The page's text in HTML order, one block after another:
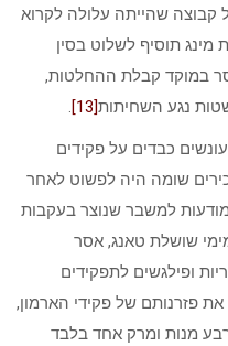
קבוצה שהייתה עלולה לקרוא
תוסיף לשלוט בסין
במוקד קבלת ההחלטות,
נגע השחיתות[13]
.
עונשים כבדים על פקידים
שומה היה לפשוט לאחר
למשבר שנוצר בעקבות
שושלת טאנג, אסר
ופילגשים לתפקידים
פזרנותם של פקידי הארמון,
מנות ומרק אחד בלבד